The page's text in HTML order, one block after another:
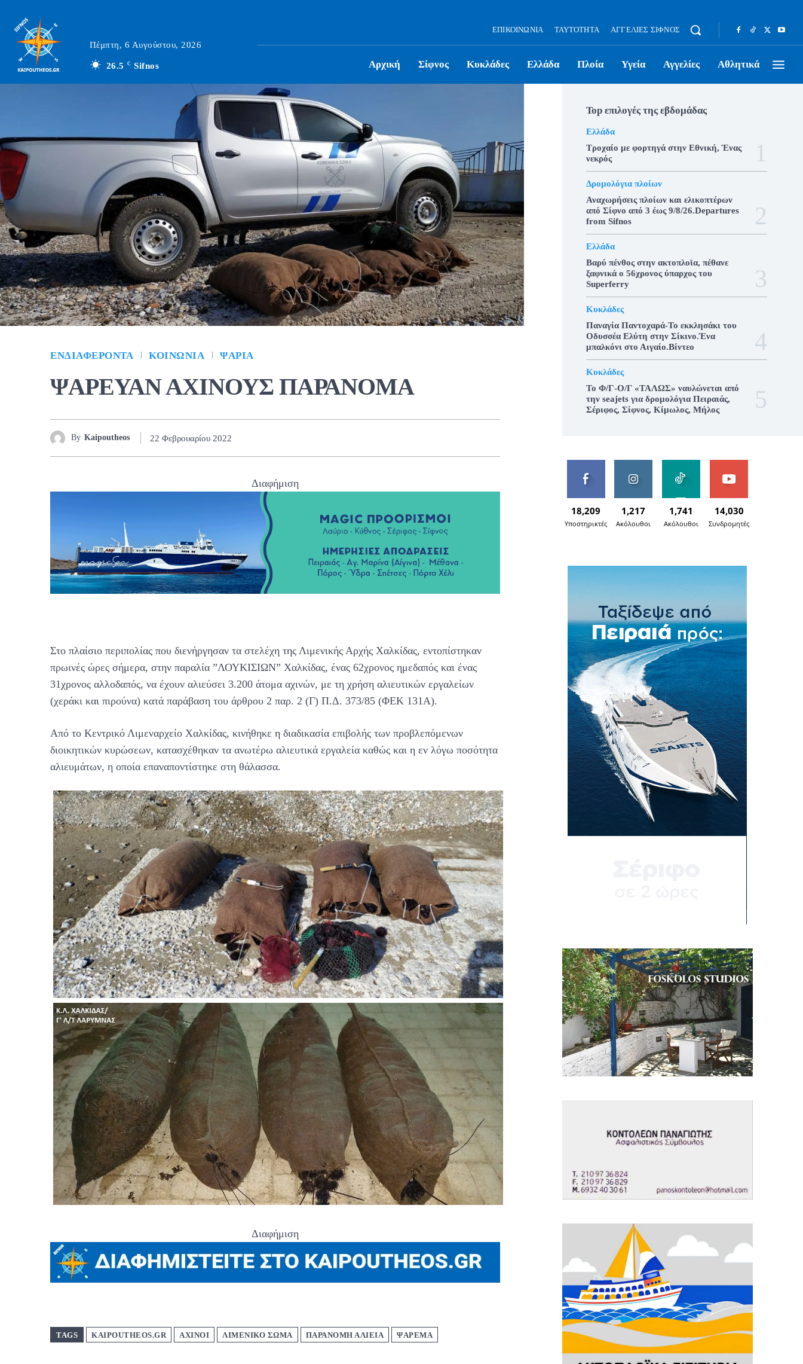
Πέμπτη, 6 Αυγούστου, 2026
26.5 C Sifnos
ΕΠΙΚΟΙΝΩΝΊΑ ΤΑΥΤΌΤΗΤΑ ΑΓΓΕΛΊΕΣ ΣΊΦΝΟΣ
Αρχική Σίφνος Κυκλάδες Ελλάδα Πλοία Υγεία Αγγελίες Αθλητικά
ΕΝΔΙΑΦΈΡΟΝΤΑ ΚΟΙΝΩΝΊΑ ΨΆΡΙΑ
ΨΑΡΕΥΑΝ ΑΧΙΝΟΥΣ ΠΑΡΑΝΟΜΑ
By Kaipoutheos 22 Φεβρουαρίου 2022
Διαφήμιση
Στο πλαίσιο περιπολίας που διενήργησαν τα στελέχη της Λιμενικής Αρχής Χαλκίδας, εντοπίστηκαν
πρωινές ώρες σήμερα, στην παραλία ”ΛΟΥΚΙΣΙΩΝ” Χαλκίδας, ένας 62χρονος ημεδαπός και ένας
31χρονος αλλοδαπός, να έχουν αλιεύσει 3.200 άτομα αχινών, με τη χρήση αλιευτικών εργαλείων
(χεράκι και πιρούνα) κατά παράβαση του άρθρου 2 παρ. 2 (Γ) Π.Δ. 373/85 (ΦΕΚ 131Α).
Από το Κεντρικό Λιμεναρχείο Χαλκίδας, κινήθηκε η διαδικασία επιβολής των προβλεπόμενων
διοικητικών κυρώσεων, κατασχέθηκαν τα ανωτέρω αλιευτικά εργαλεία καθώς και η εν λόγω ποσότητα
αλιευμάτων, η οποία επαναποντίστηκε στη θάλασσα.
Διαφήμιση
TAGS KAIPOUTHEOS.GR ΑΧΙΝΟΙ ΛΙΜΕΝΙΚΟ ΣΩΜΑ ΠΑΡΑΝΟΜΗ ΑΛΙΕΙΑ ΨΑΡΕΜΑ
Top επιλογές της εβδομάδας
Ελλάδα
Τροχαίο με φορτηγά στην Εθνική, Ένας
νεκρός
Δρομολόγια πλοίων
Αναχωρήσεις πλοίων και ελικοπτέρων
από Σίφνο από 3 έως 9/8/26.Departures
from Sifnos
Ελλάδα
Βαρύ πένθος στην ακτοπλοϊα, πέθανε
ξαφνικά ο 56χρονος ύπαρχος του
Superferry
Κυκλάδες
Παναγία Παντοχαρά-Το εκκλησάκι του
Οδυσσέα Ελύτη στην Σίκινο.Ένα
μπαλκόνι στο Αιγαίο.Βίντεο
Κυκλάδες
To Φ/Γ-Ο/Γ «ΤΑΛΩΣ» ναυλώνεται από
την seajets για δρομολόγια Πειραιάς,
Σέριφος, Σίφνος, Κίμωλος, Μήλος
18,209
Υποστηρικτές
1,217
Ακόλουθοι
1,741
Ακόλουθοι
14,030
Συνδρομητές